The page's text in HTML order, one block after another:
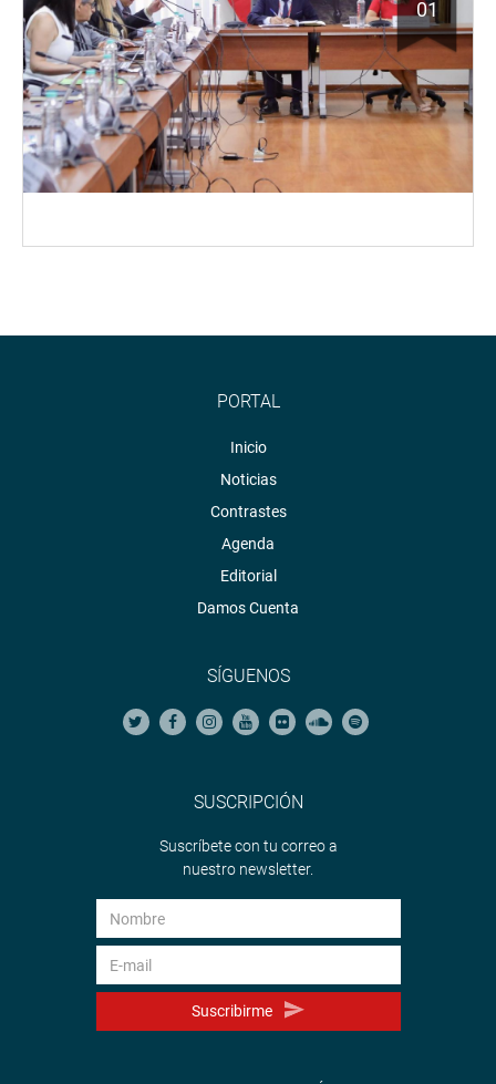
01
PORTAL
Inicio
Noticias
Contrastes
Agenda
Editorial
Damos Cuenta
SÍGUENOS
SUSCRIPCIÓN
Suscríbete con tu correo a
nuestro newsletter.
Suscribirme